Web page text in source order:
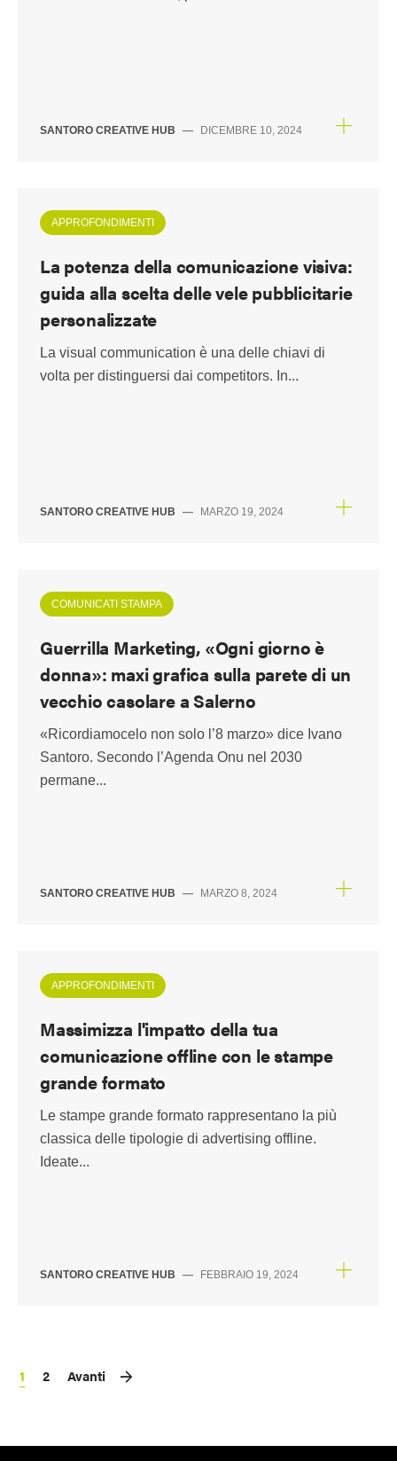
SANTORO CREATIVE HUB — DICEMBRE 10, 2024
APPROFONDIMENTI
La potenza della comunicazione visiva:
guida alla scelta delle vele pubblicitarie
personalizzate
La visual communication è una delle chiavi di
volta per distinguersi dai competitors. In...
SANTORO CREATIVE HUB — MARZO 19, 2024
COMUNICATI STAMPA
Guerrilla Marketing, «Ogni giorno è
donna»: maxi grafica sulla parete di un
vecchio casolare a Salerno
«Ricordiamocelo non solo l’8 marzo» dice Ivano
Santoro. Secondo l’Agenda Onu nel 2030
permane...
SANTORO CREATIVE HUB — MARZO 8, 2024
APPROFONDIMENTI
Massimizza l'impatto della tua
comunicazione offline con le stampe
grande formato
Le stampe grande formato rappresentano la più
classica delle tipologie di advertising offline.
Ideate...
SANTORO CREATIVE HUB — FEBBRAIO 19, 2024
1 2 Avanti